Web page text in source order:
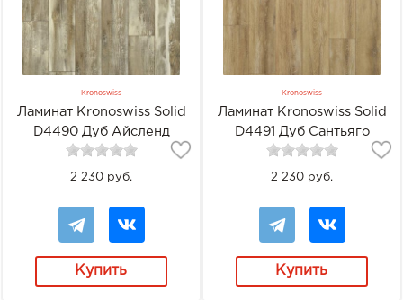
Kronoswiss
Ламинат Kronoswiss Solid
D4490 Дуб Айсленд
2 230 руб.
Купить
Kronoswiss
Ламинат Kronoswiss Solid
D4491 Дуб Сантьяго
2 230 руб.
Купить